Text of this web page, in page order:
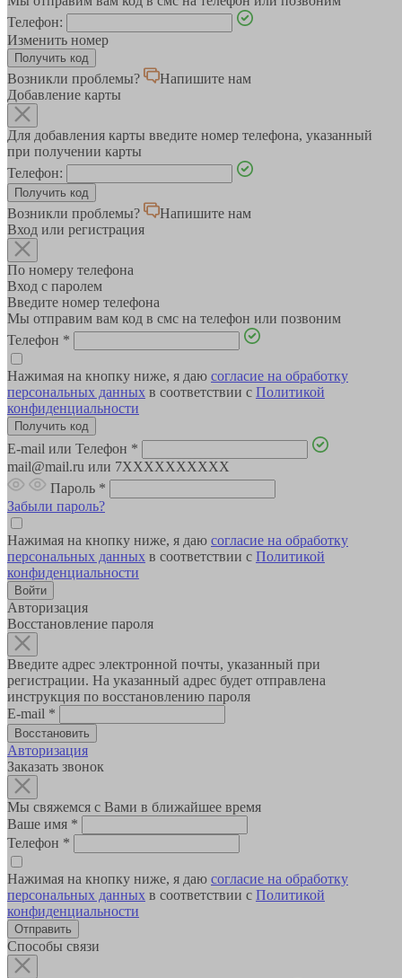
Телефон:
Изменить номер
Возникли проблемы?
Напишите нам
Добавление карты
Для добавления карты введите номер телефона, указанный
при получении карты
Телефон:
Возникли проблемы?
Напишите нам
Вход или регистрация
По номеру телефона
Вход с паролем
Введите номер телефона
Мы отправим вам код в смс на телефон или позвоним
Телефон *
Нажимая на кнопку ниже, я даю согласие на обработку
персональных данных в соответствии с Политикой
конфиденциальности
E-mail или Телефон *
mail@mail.ru или 7XXXXXXXXXX
Пароль *
Забыли пароль?
Нажимая на кнопку ниже, я даю согласие на обработку
персональных данных в соответствии с Политикой
конфиденциальности
Авторизация
Восстановление пароля
Введите адрес электронной почты, указанный при
регистрации. На указанный адрес будет отправлена
инструкция по восстановлению пароля
E-mail *
Авторизация
Заказать звонок
Мы свяжемся с Вами в ближайшее время
Ваше имя *
Телефон *
Нажимая на кнопку ниже, я даю согласие на обработку
персональных данных в соответствии с Политикой
конфиденциальности
Способы связи